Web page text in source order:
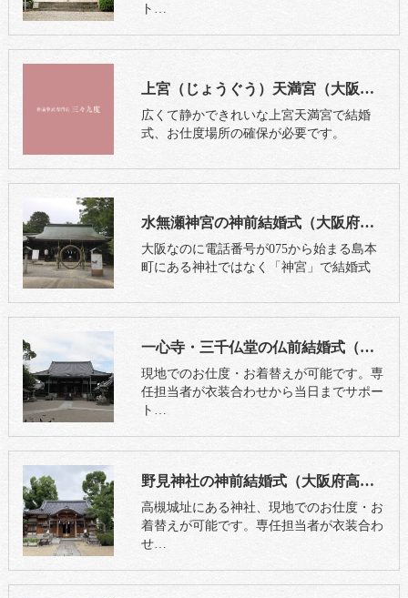
ト…
上宮（じょうぐう）天満宮（大阪府高槻市）
広くて静かできれいな上宮天満宮で結婚
式、お仕度場所の確保が必要です。
水無瀬神宮の神前結婚式（大阪府島本町）
大阪なのに電話番号が075から始まる島本
町にある神社ではなく「神宮」で結婚式
一心寺・三千仏堂の仏前結婚式（大阪市天王寺区）
現地でのお仕度・お着替えが可能です。専
任担当者が衣装合わせから当日までサポー
ト…
野見神社の神前結婚式（大阪府高槻市）
高槻城址にある神社、現地でのお仕度・お
着替えが可能です。専任担当者が衣装合わ
せ…